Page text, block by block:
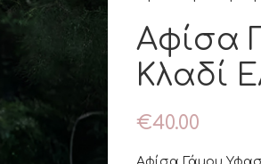
Αφίσα
Κλαδί
€40.00